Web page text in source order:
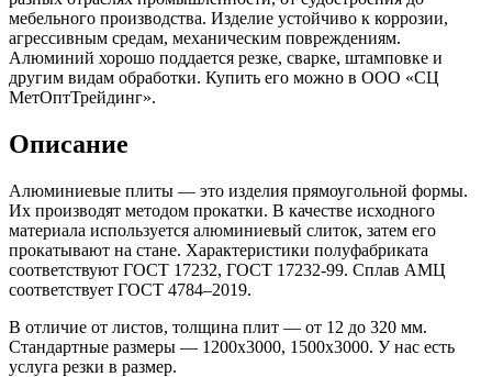
мебельного производства. Изделие устойчиво к коррозии,
агрессивным средам, механическим повреждениям.
Алюминий хорошо поддается резке, сварке, штамповке и
другим видам обработки. Купить его можно в ООО «СЦ
МетОптТрейдинг».
Описание
Алюминиевые плиты — это изделия прямоугольной формы.
Их производят методом прокатки. В качестве исходного
материала используется алюминиевый слиток, затем его
прокатывают на стане. Характеристики полуфабриката
соответствуют ГОСТ 17232, ГОСТ 17232-99. Сплав АМЦ
соответствует ГОСТ 4784–2019.
В отличие от листов, толщина плит — от 12 до 320 мм.
Стандартные размеры — 1200x3000, 1500x3000. У нас есть
услуга резки в размер.